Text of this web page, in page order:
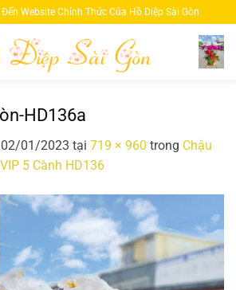
Website Chính Thức Của Hồ Diệp Sài Gòn
HD136a
02/01/2023 tại 719 × 960 trong Chậu
5 Cành HD136